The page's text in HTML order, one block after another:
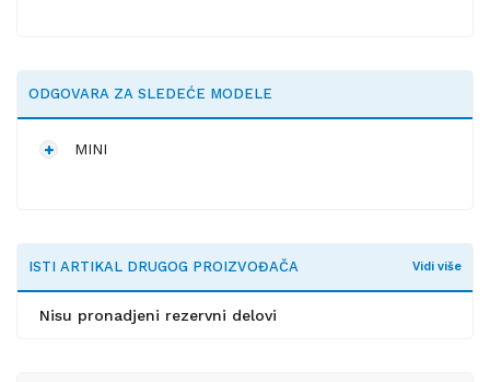
ODGOVARA ZA SLEDEĆE MODELE
MINI
ISTI ARTIKAL DRUGOG PROIZVOĐAČA Vidi više
Nisu pronadjeni rezervni delovi